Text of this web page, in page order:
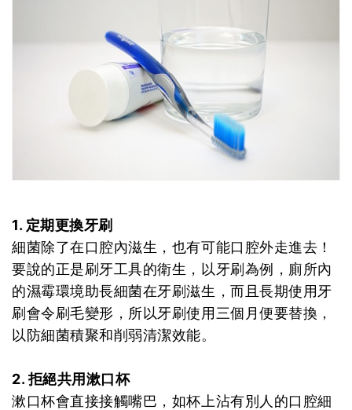
1. 定期更換牙刷
細菌除了在口腔內滋生，也有可能口腔外走進去！
要說的正是刷牙工具的衛生，以牙刷為例，廁所內
的濕霉環境助長細菌在牙刷滋生，而且長期使用牙
刷會令刷毛變形，所以牙刷使用三個月便要替換，
以防細菌積聚和削弱清潔效能。
2. 拒絕共用漱口杯
漱口杯會直接接觸嘴巴，如杯上沾有別人的口腔細